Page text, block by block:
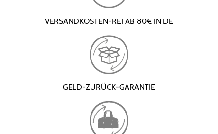
VERSANDKOSTENFREI AB 80€ IN DE
GELD-ZURÜCK-GARANTIE